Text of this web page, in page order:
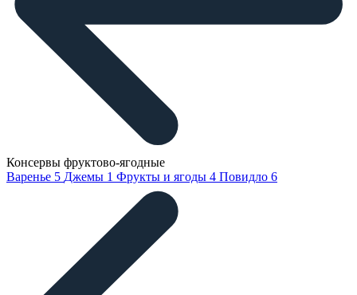
Консервы фруктово-ягодные
Варенье 5 Джемы 1 Фрукты и ягоды 4 Повидло 6